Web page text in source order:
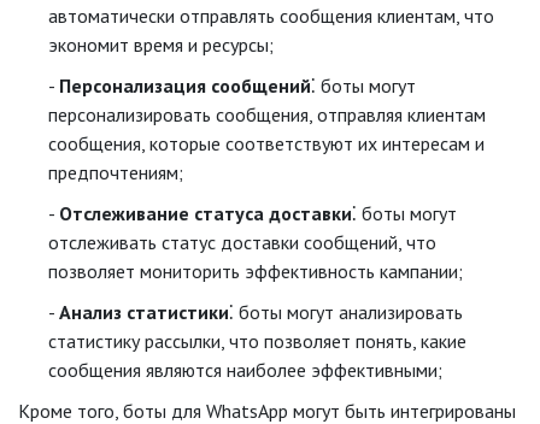
автоматически отправлять сообщения клиентам, что
экономит время и ресурсы;
Персонализация сообщений⁚ боты могут
персонализировать сообщения, отправляя клиентам
сообщения, которые соответствуют их интересам и
предпочтениям;
Отслеживание статуса доставки⁚ боты могут
отслеживать статус доставки сообщений, что
позволяет мониторить эффективность кампании;
Анализ статистики⁚ боты могут анализировать
статистику рассылки, что позволяет понять, какие
сообщения являются наиболее эффективными;
Кроме того, боты для WhatsApp могут быть интегрированы